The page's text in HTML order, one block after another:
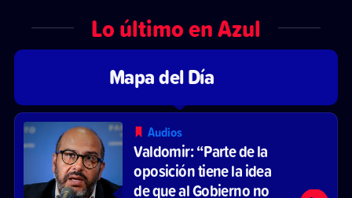
Lo último en Azul
Mapa del Día
Audios
Valdomir: “Parte de la
oposición tiene la idea
de que al Gobierno no